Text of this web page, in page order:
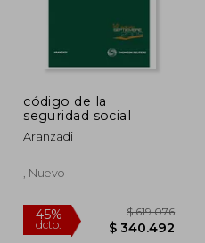
dcto. $
código de la
seguridad social
Aranzadi
, Nuevo